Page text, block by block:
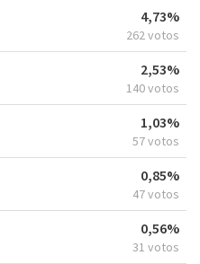
4,73%
262 votos
2,53%
140 votos
1,03%
57 votos
0,85%
47 votos
0,56%
31 votos